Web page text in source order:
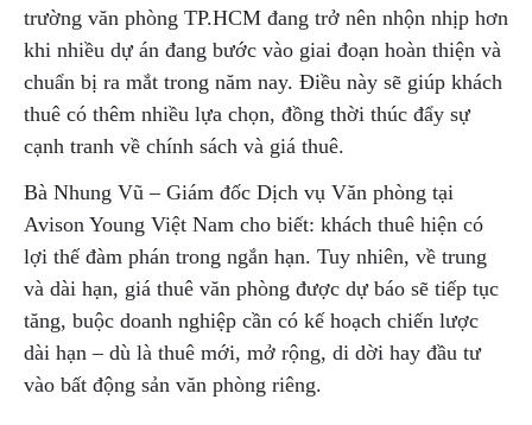
trường văn phòng TP.HCM đang trở nên nhộn nhịp hơn
khi nhiều dự án đang bước vào giai đoạn hoàn thiện và
chuẩn bị ra mắt trong năm nay. Điều này sẽ giúp khách
thuê có thêm nhiều lựa chọn, đồng thời thúc đẩy sự
cạnh tranh về chính sách và giá thuê.
Bà Nhung Vũ – Giám đốc Dịch vụ Văn phòng tại
Avison Young Việt Nam cho biết: khách thuê hiện có
lợi thế đàm phán trong ngắn hạn. Tuy nhiên, về trung
và dài hạn, giá thuê văn phòng được dự báo sẽ tiếp tục
tăng, buộc doanh nghiệp cần có kế hoạch chiến lược
dài hạn – dù là thuê mới, mở rộng, di dời hay đầu tư
vào bất động sản văn phòng riêng.